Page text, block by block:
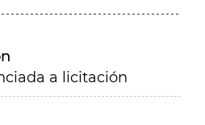
a licitación